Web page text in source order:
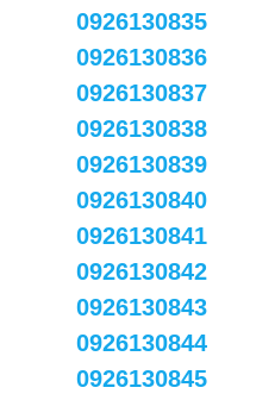
0926130835
0926130836
0926130837
0926130838
0926130839
0926130840
0926130841
0926130842
0926130843
0926130844
0926130845